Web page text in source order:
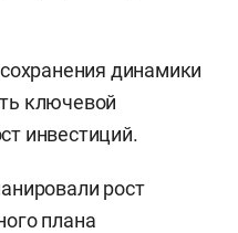
динамики
ключевой
инвестиций.
рост
плана